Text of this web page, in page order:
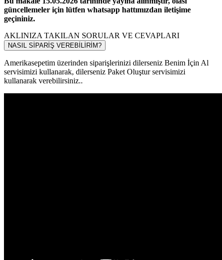
güncellemeler için lütfen whatsapp hattımızdan iletişime
geçininiz.
AKLINIZA TAKILAN SORULAR VE CEVAPLARI
NASIL SİPARİŞ VEREBİLİRİM?
Amerikasepetim üzerinden siparişlerinizi dilerseniz Benim İçin Al
servisimizi kullanarak, dilerseniz Paket Oluştur servisimizi
kullanarak verebilirsiniz..